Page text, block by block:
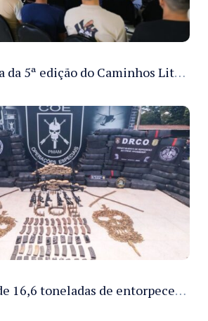
Sejusc participa da 5ª edição do Caminhos Literários com foco na cultura hip-hop nas unidades socioeducativas
PMAM apreende 16,6 toneladas de entorpecentes e registra aumento nas prisões em flagrante e nas capturas de foragidos no primeiro semestre de 2026